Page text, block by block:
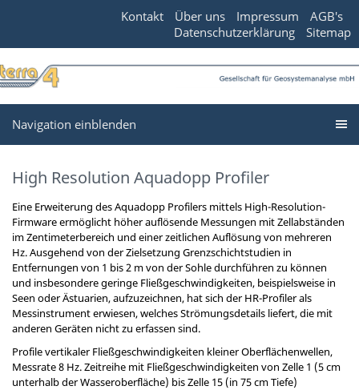
Kontakt Über uns Impressum
AGB's
Datenschutzerklärung
Sitemap
Navigation einblenden
High Resolution Aquadopp Profiler
Eine Erweiterung des Aquadopp Profilers mittels High-Resolution-
Firmware ermöglicht höher auflösende Messungen mit Zellabständen
im Zentimeterbereich und einer zeitlichen Auflösung von mehreren
Hz. Ausgehend von der Zielsetzung Grenzschichtstudien in
Entfernungen von 1 bis 2 m von der Sohle durchführen zu können
und insbesondere geringe Fließgeschwindigkeiten, beispielsweise in
Seen oder Ästuarien, aufzuzeichnen, hat sich der HR-Profiler als
Messinstrument erwiesen, welches Strömungsdetails liefert, die mit
anderen Geräten nicht zu erfassen sind.
Profile vertikaler Fließgeschwindigkeiten kleiner Oberflächenwellen,
Messrate 8 Hz. Zeitreihe mit Fließgeschwindigkeiten von Zelle 1 (5 cm
unterhalb der Wasseroberfläche) bis Zelle 15 (in 75 cm Tiefe)